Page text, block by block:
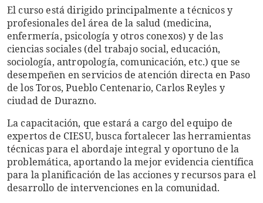
El curso está dirigido principalmente a técnicos y
profesionales del área de la salud (medicina,
enfermería, psicología y otros conexos) y de las
ciencias sociales (del trabajo social, educación,
sociología, antropología, comunicación, etc.) que se
desempeñen en servicios de atención directa en Paso
de los Toros, Pueblo Centenario, Carlos Reyles y
ciudad de Durazno.
La capacitación, que estará a cargo del equipo de
expertos de CIESU, busca fortalecer las herramientas
técnicas para el abordaje integral y oportuno de la
problemática, aportando la mejor evidencia científica
para la planificación de las acciones y recursos para el
desarrollo de intervenciones en la comunidad.